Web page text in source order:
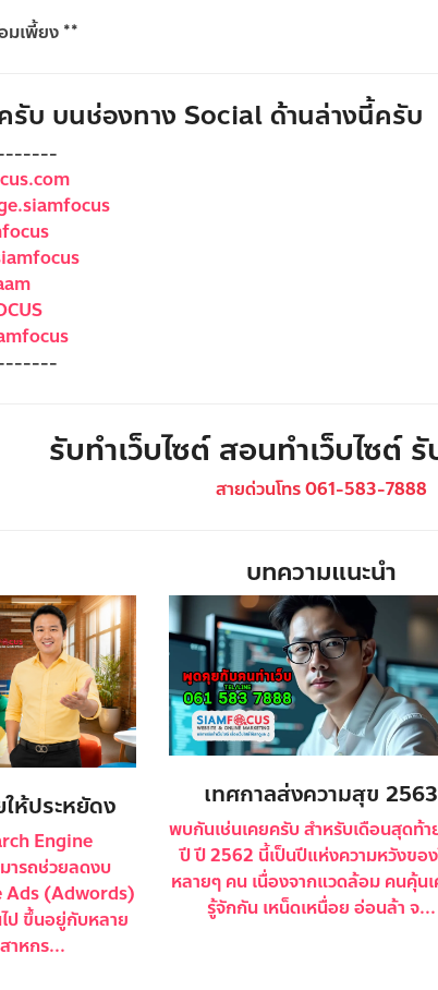
มเพี้ยง **
รับ บนช่องทาง Social ด้านล่างนี้ครับ
รับทำเว็บไซต์ สอนทำเว็บไซต์
สายด่วนโทร 061-583-7888
บทความแนะนำ
ห้ประหยัดง
Engine
รถช่วยลดงบ
Ads (Adwords)
ป ขึ้นอยู่กับหลาย
าหกร...
เทศกาลส่งความสุข 2563
พบกันเช่นเคยครับ สำหรับเดือนสุดท้
ปี ปี 2562 นี้เป็นปีแห่งความหวังขอ
หลายๆ คน เนื่องจากแวดล้อม คนคุ้น
รู้จักกัน เหน็ดเหนื่อย อ่อนล้า จ...